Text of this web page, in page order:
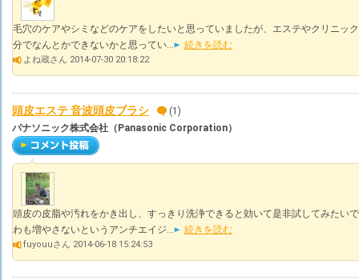
毛穴のケアやシミなどのケアをしたいと思っていましたが、エステやクリニッ
分でなんとかできないかと思ってい...
続きを読む
よね蔵さん 2014-07-30 20:18:22
頭皮エステ 音波頭皮ブラシ
(1)
パナソニック株式会社（Panasonic Corporation）
頭皮の皮脂や汚れをかき出し、すっきり洗浄できると効いて是非試してみたい
わも増やさないというアンチエイジ...
続きを読む
fuyouuさん 2014-06-18 15:24:53